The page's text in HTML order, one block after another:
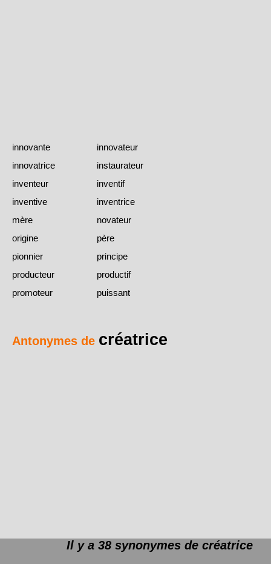
innovante
innovateur
innovatrice
instaurateur
inventeur
inventif
inventive
inventrice
mère
novateur
origine
père
pionnier
principe
producteur
productif
promoteur
puissant
Antonymes de créatrice
Il y a 38 synonymes de créatrice